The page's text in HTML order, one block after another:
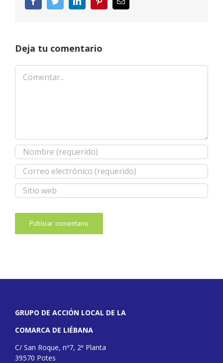
electrónico
Deja tu comentario
Comentar
GRUPO DE ACCIÓN LOCAL DE LA
COMARCA DE LIÉBANA
C/ San Roque, nº7, 2ª Planta
39570 Potes